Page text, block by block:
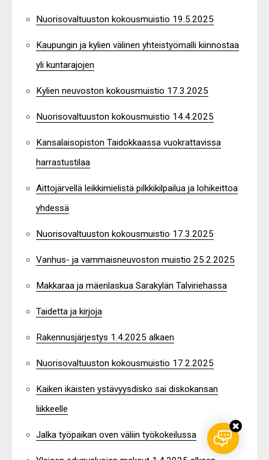
Nuorisovaltuuston kokousmuistio 19.5.2025
Kaupungin ja kylien välinen yhteistyömalli kiinnostaa
yli kuntarajojen
Kylien neuvoston kokousmuistio 17.3.2025
Nuorisovaltuuston kokousmuistio 14.4.2025
Kansalaisopiston Taidokkaassa vuokrattavissa
harrastustilaa
Aittojärvellä leikkimielistä pilkkikilpailua ja lohikeittoa
yhdessä
Nuorisovaltuuston kokousmuistio 17.3.2025
Vanhus- ja vammaisneuvoston muistio 25.2.2025
Makkaraa ja mäenlaskua Sarakylän Talviriehassa
Taidetta ja kirjoja
Rakennusjärjestys 1.4.2025 alkaen
Nuorisovaltuuston kokousmuistio 17.2.2025
Kaiken ikäisten ystävyysdisko sai diskokansan
liikkeelle
Jalka työpaikan oven väliin työkokeilussa